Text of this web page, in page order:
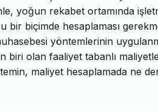
yoğun rekabet ortamında
bir biçimde hesaplaması
yöntemlerinin
biri olan faaliyet tabanlı
maliyet hesaplamada ne